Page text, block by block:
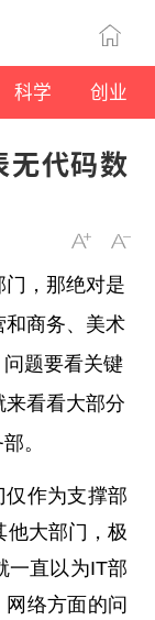
科学 创业
无代码数
，那绝对是
和商务、美术
题要看关键
来看看大部分
。
作为支撑部
他大部门，极
一直以为IT部
网络方面的问